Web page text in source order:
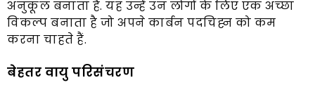
अनुकूल बनाता है. यह उन्हें उन लोगों के लिए एक अच्छा
विकल्प बनाता है जो अपने कार्बन पदचिह्न को कम
करना चाहते हैं.
बेहतर वायु परिसंचरण